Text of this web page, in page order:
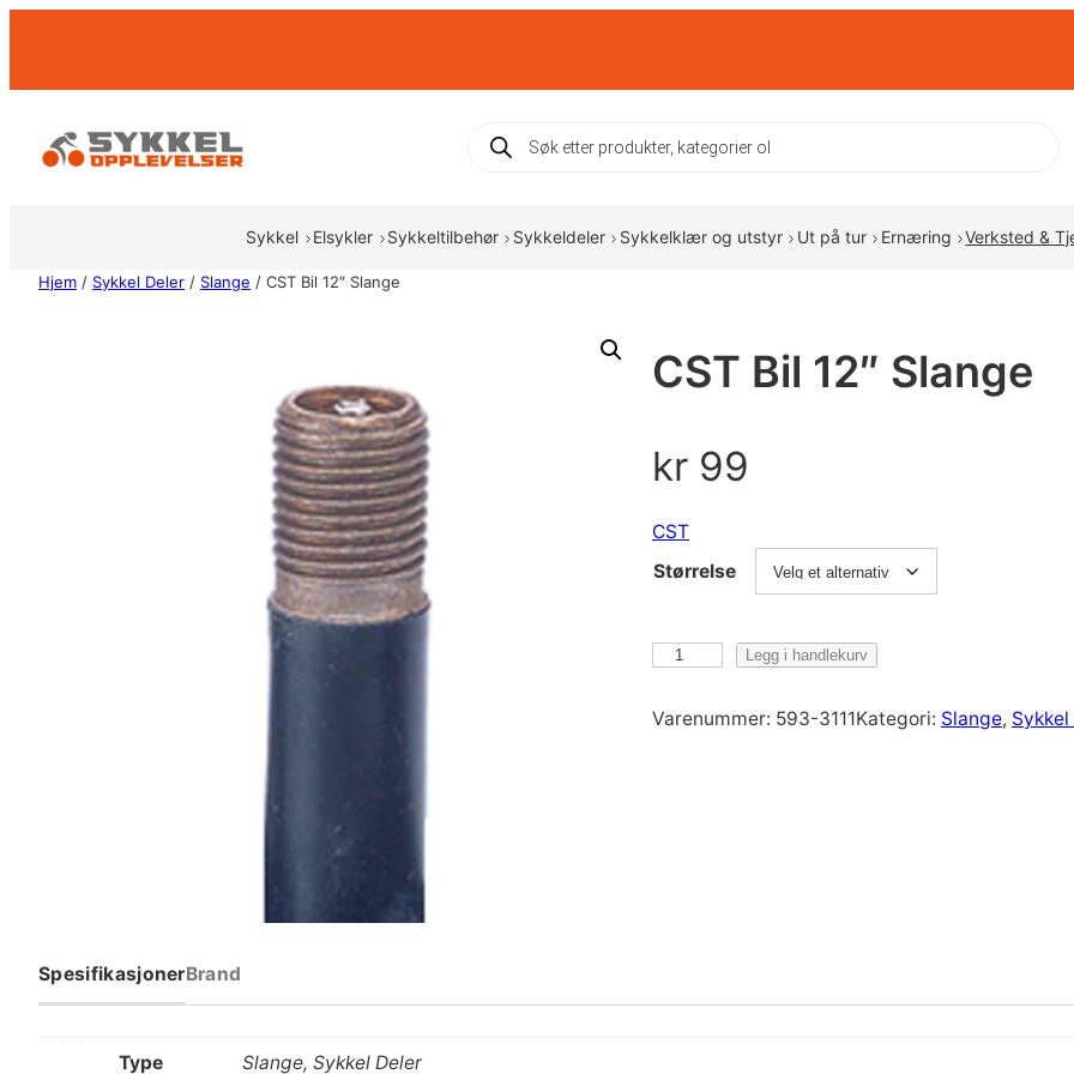
Products
search
Sykkel Elsykler Sykkeltilbehør Sykkeldeler Sykkelklær og utstyr Ut på tur Ernæring Verksted &
Hjem / Sykkel Deler / Slange / CST Bil 12″ Slange
CST Bil 12″ Slange
kr 99
CST
Størrelse
T
n
Legg i handlekurv
Varenummer: 593-3111Kategori: Slange,
SpesifikasjonerBrand
Type Slange, Sykkel Deler